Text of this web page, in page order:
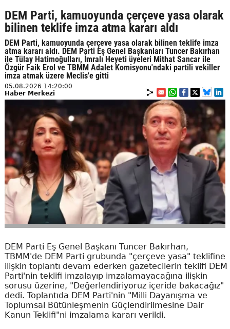
DEM Parti, kamuoyunda çerçeve yasa olarak
bilinen teklife imza atma kararı aldı
DEM Parti, kamuoyunda çerçeve yasa olarak bilinen teklife imza
atma kararı aldı. DEM Parti Eş Genel Başkanları Tuncer Bakırhan
ile Tülay Hatimoğulları, İmralı Heyeti üyeleri Mithat Sancar ile
Özgür Faik Erol ve TBMM Adalet Komisyonu'ndaki partili vekiller
imza atmak üzere Meclis'e gitti
05.08.2026 14:20:00
Haber Merkezi
DEM Parti Eş Genel Başkanı Tuncer Bakırhan,
TBMM'de DEM Parti grubunda "çerçeve yasa" teklifine
ilişkin toplantı devam ederken gazetecilerin teklifi DEM
Parti'nin teklifi imzalayıp imzalamayacağına ilişkin
sorusu üzerine, "Değerlendiriyoruz içeride bakacağız"
dedi. Toplantıda DEM Parti'nin "Milli Dayanışma ve
Toplumsal Bütünleşmenin Güçlendirilmesine Dair
Kanun Teklifi"ni imzalama kararı verildi.